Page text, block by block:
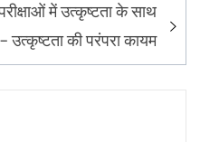
में उत्कृष्टता के साथ
उत्कृष्टता की परंपरा कायम